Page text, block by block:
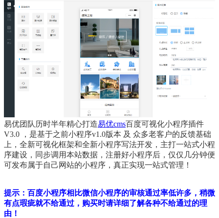
易优团队历时半年精心打造易优cms百度可视化小程序插件
V3.0 ，是基于之前小程序v1.0版本 及 众多老客户的反馈基础
上，全新可视化框架和全新小程序写法开发，主打一站式小程
序建设，同步调用本站数据，注册好小程序后，仅仅几分钟便
可发布属于自己网站的小程序，真正实现一站式管理！
提示：百度小程序相比微信小程序的审核通过率低许多，稍微
有点瑕疵就不给通过，购买时请详细了解各种不给通过的理
由！